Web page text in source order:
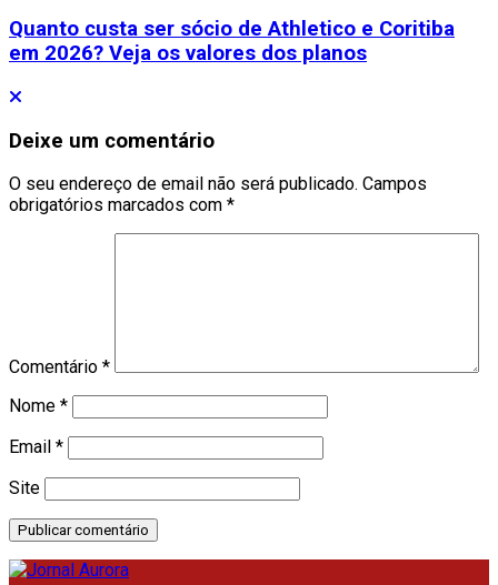
Quanto custa ser sócio de Athletico e Coritiba
em 2026? Veja os valores dos planos
Deixe um comentário
O seu endereço de email não será publicado. Campos
obrigatórios marcados com *
Comentário *
Nome *
Email *
Site